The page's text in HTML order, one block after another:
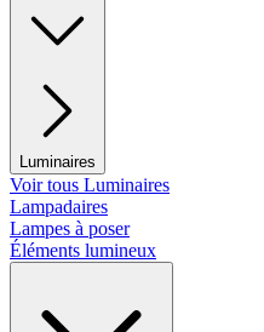
Luminaires
Voir tous Luminaires
Lampadaires
Lampes à poser
Éléments lumineux